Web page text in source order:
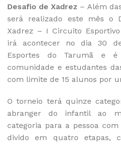
Desafio de Xadrez – Além
será realizado este mês o
Xadrez – I Circuito
irá acontecer no dia 30
Esportes do Tarumã e
comunidade e estudantes
com limite de 15 alunos por
O torneio terá quinze
abranger do infantil ao
categoria para a pessoa
divido em quatro etapas,